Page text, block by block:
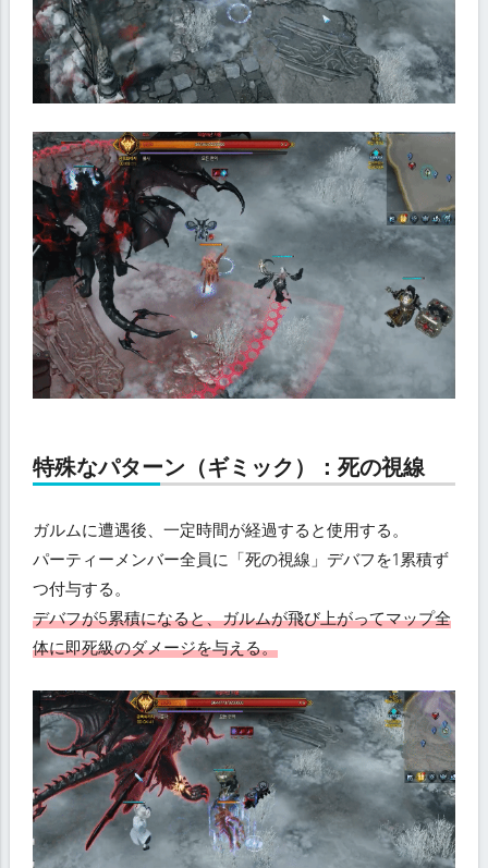
特殊なパターン（ギミック）：死の視線
ガルムに遭遇後、一定時間が経過すると使用する。
パーティーメンバー全員に「死の視線」デバフを1累積ず
つ付与する。
デバフが5累積になると、ガルムが飛び上がってマップ全
体に即死級のダメージを与える。